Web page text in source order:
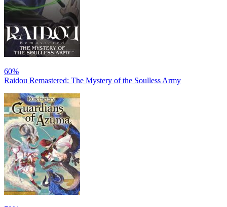
60%
Raidou Remastered: The Mystery of the Soulless Army